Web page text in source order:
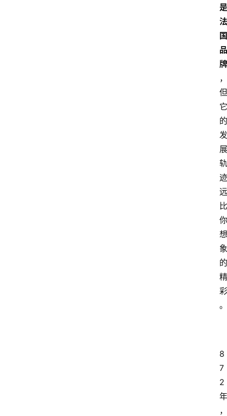
是
法
国
品
牌
，
但
它
的
发
展
轨
迹
远
比
你
想
象
的
精
彩
。
8
7
2
年
，